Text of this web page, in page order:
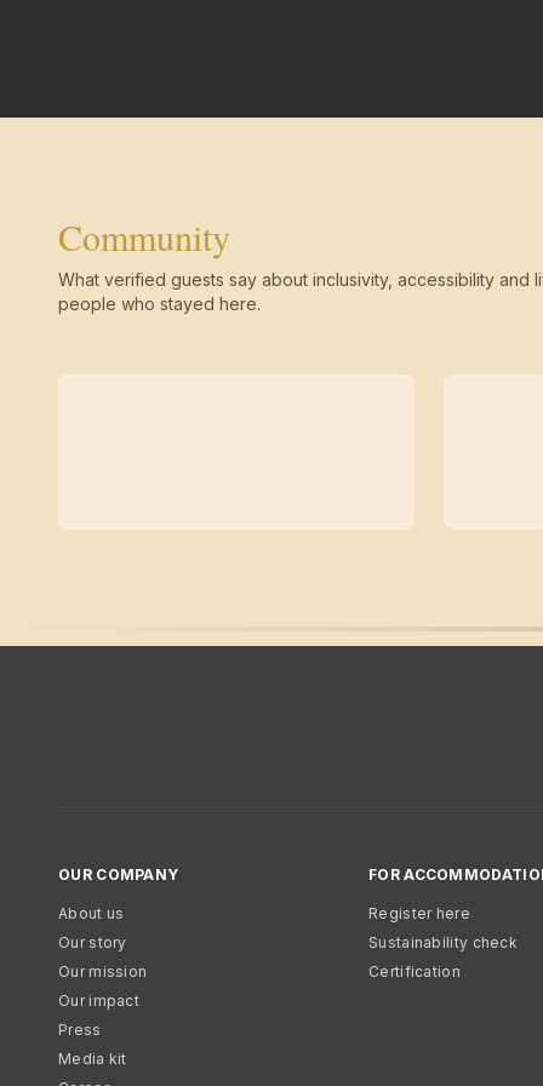
Community
What verified guests say about inclusivity, accessibility and
people who stayed here.
OUR COMPANY
About us
Our story
Our mission
Our impact
Press
Media kit
FOR
Register here
Sustainability check
Certification